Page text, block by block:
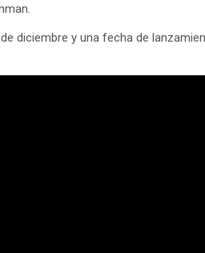
diciembre y una fecha de